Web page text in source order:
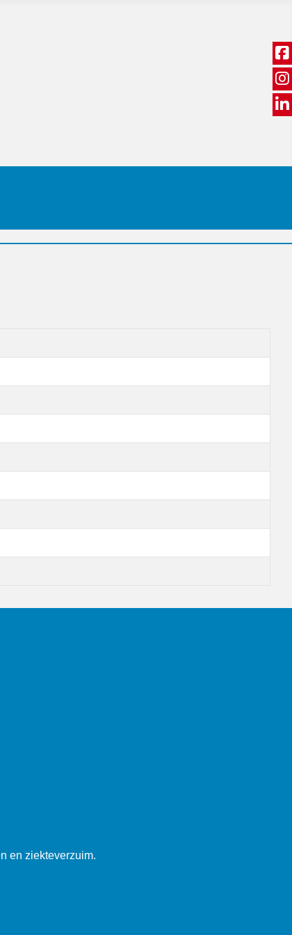
en ziekteverzuim.